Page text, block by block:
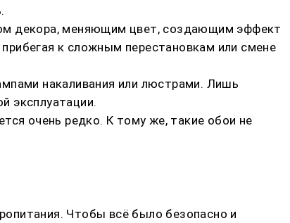
декора, меняющим цвет, создающим эффект
к сложным перестановкам или смене
накаливания или люстрами. Лишь
эксплуатации.
очень редко. К тому же, такие обои не
Чтобы всё было безопасно и